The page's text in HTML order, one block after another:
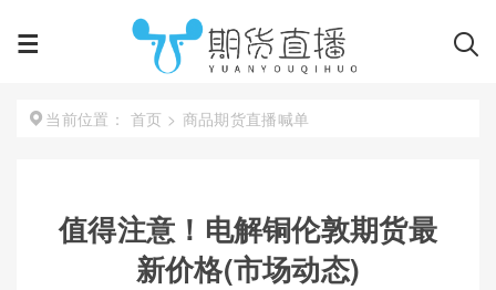
当前位置： 首页 > 商品期货直播喊单
值得注意！电解铜伦敦期货最
新价格(市场动态)